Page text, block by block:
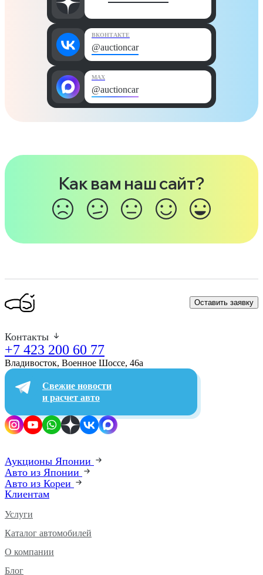
ВКОНТАКТЕ
@auctioncar
MAX
@auctioncar
Как вам наш сайт?
Оставить заявку
Контакты
+7 423 200 60 77
Владивосток, Военное Шоссе, 46а​
Свежие новости
и расчет авто
Аукционы Японии
Авто из Японии
Авто из Кореи
Клиентам
Услуги
Каталог автомобилей
О компании
Блог